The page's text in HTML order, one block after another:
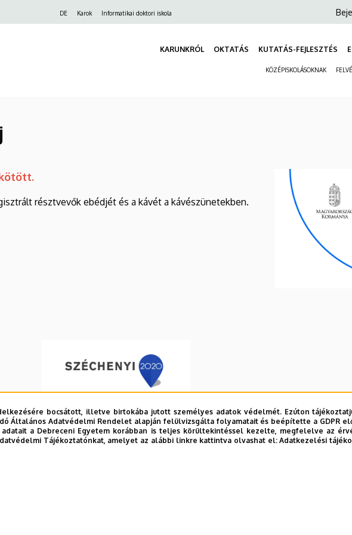
DE Karok Informatikai doktori iskola
fiók
KARUNKRÓL OKTATÁS KUTATÁS-FEJLESZTÉS
KÖZÉPISKOLÁSOKNAK
résztvevők ebédjét és a kávét a kávészünetekben.
bocsátott, illetve birtokába jutott személyes adatok védelmét. Ezúton
Általános Adatvédelmi Rendelet alapján felülvizsgálta folyamatait és beépítette a GDPR
a Debreceni Egyetem korábban is teljes körültekintéssel kezelte, megfelelve az
Tájékoztatónkat, amelyet az alábbi linkre kattintva olvashat el:Adatkezelési